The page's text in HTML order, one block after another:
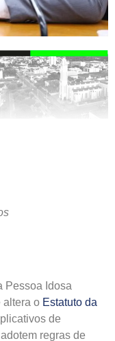
Pessoa Idosa
altera o Estatuto da
de
regras de